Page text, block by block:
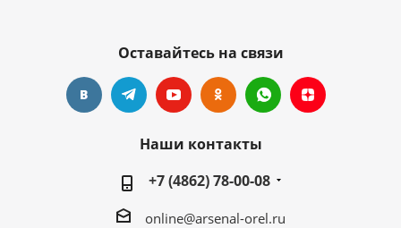
Оставайтесь на связи
Наши контакты
+7 (4862) 78-00-08
online@arsenal-orel.ru